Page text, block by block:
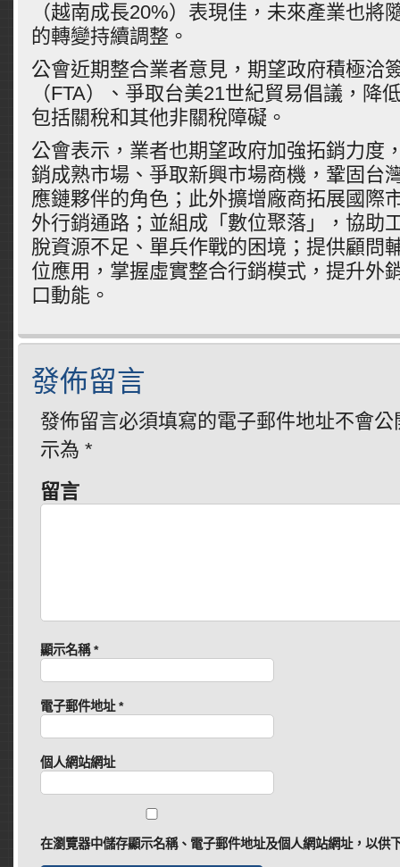
（越南成長20%）表現佳，未來產業也將
的轉變持續調整。
公會近期整合業者意見，期望政府積極洽
（FTA）、爭取台美21世紀貿易倡議，降
包括關稅和其他非關稅障礙。
公會表示，業者也期望政府加強拓銷力度
銷成熟市場、爭取新興市場商機，鞏固台
應鏈夥伴的角色；此外擴增廠商拓展國際
外行銷通路；並組成「數位聚落」，協助
脫資源不足、單兵作戰的困境；提供顧問
位應用，掌握虛實整合行銷模式，提升外
口動能。
發佈留言
發佈留言必須填寫的電子郵件地址不會公
示為 *
留言
顯示名稱*
電子郵件地址*
個人網站網址
在瀏覽器中儲存顯示名稱、電子郵件地址及個人網站網址，以供